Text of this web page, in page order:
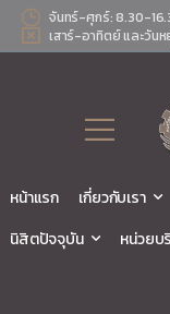
จันทร์-ศุกร์: 8.30-
เสาร์-อาทิตย์ และวัน
หน้าแรก เกี่ยวกับเรา
นิสิตปัจจุบัน
หน่วยบ